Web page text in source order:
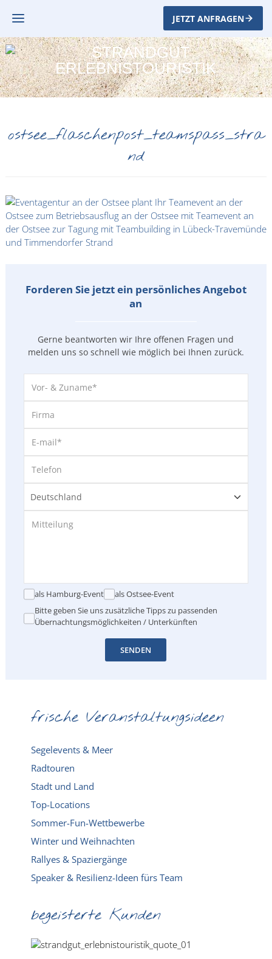
JETZT ANFRAGEN
ostsee_flaschenpost_teamspass_stra
nd
Forderen Sie jetzt ein persönliches Angebot
an
Gerne beantworten wir Ihre offenen Fragen und
melden uns so schnell wie möglich bei Ihnen zurück.
als Hamburg-Event
als Ostsee-Event
Bitte geben Sie uns zusätzliche Tipps zu passenden
Übernachtungsmöglichkeiten / Unterkünften
SENDEN
frische Veranstaltungsideen
Segelevents & Meer
Radtouren
Stadt und Land
Top-Locations
Sommer-Fun-Wettbewerbe
Winter und Weihnachten
Rallyes & Spaziergänge
Speaker & Resilienz-Ideen fürs Team
begeisterte Kunden